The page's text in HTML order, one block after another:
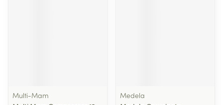
Multi-Mam
Medela